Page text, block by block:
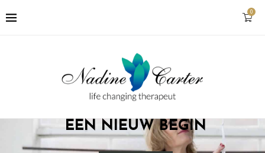
0
EEN NIEUW BEGIN